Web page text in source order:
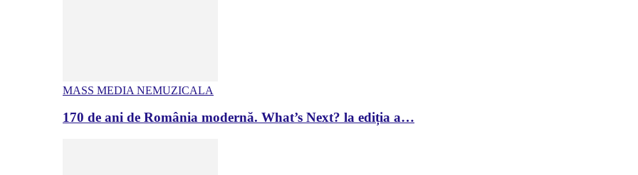
MASS MEDIA NEMUZICALA
170 de ani de România modernă. What’s Next? la ediția a…